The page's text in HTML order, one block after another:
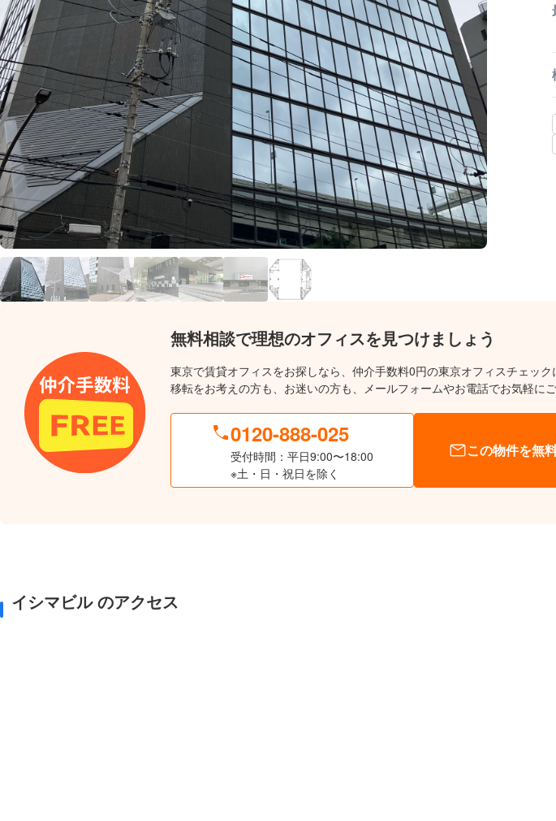
無料相談で理想のオフィスを見つけましょう
東京で賃貸オフィスをお探しなら、仲介手数料0円の東京オフィスチェック
移転をお考えの方も、お迷いの方も、メールフォームやお電話でお気軽にご
0120-888-025
受付時間：平日9:00〜18:00
※土・日・祝日を除く
この物件を無
イシマビル のアクセス